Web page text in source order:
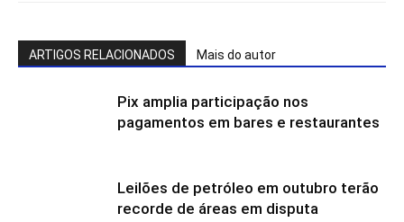
ARTIGOS RELACIONADOS Mais do autor
Pix amplia participação nos
pagamentos em bares e restaurantes
Leilões de petróleo em outubro terão
recorde de áreas em disputa